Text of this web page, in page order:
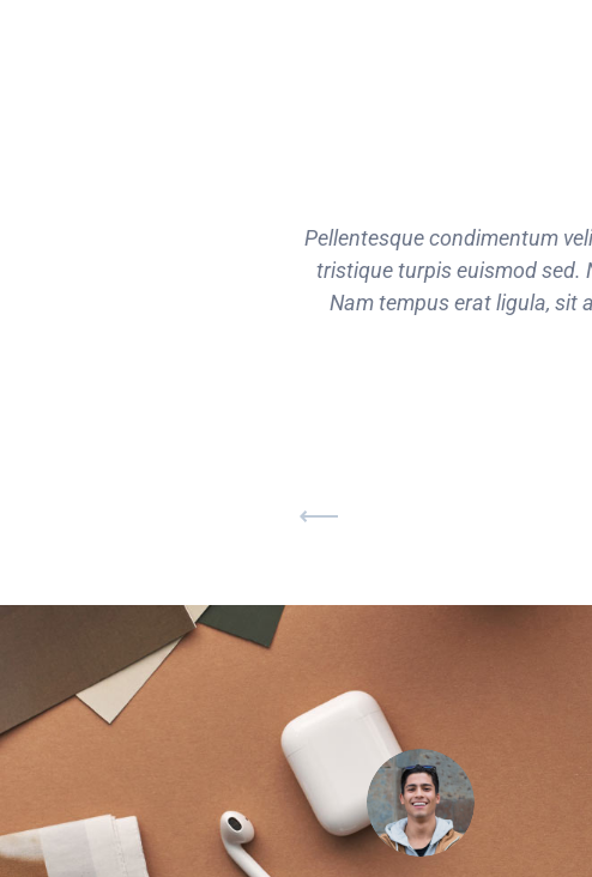
Pellentesque condimentum
tristique turpis euismod sed.
Nam tempus erat ligula, sit